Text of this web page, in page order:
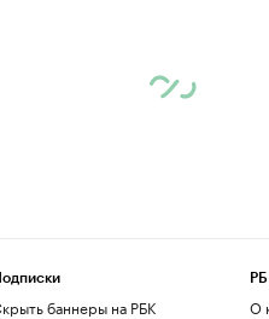
баннеры на РБК
О